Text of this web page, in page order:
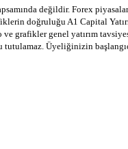
değildir. Forex
doğruluğu A1 Capital
grafikler genel yatırım
Üyeliğinizin